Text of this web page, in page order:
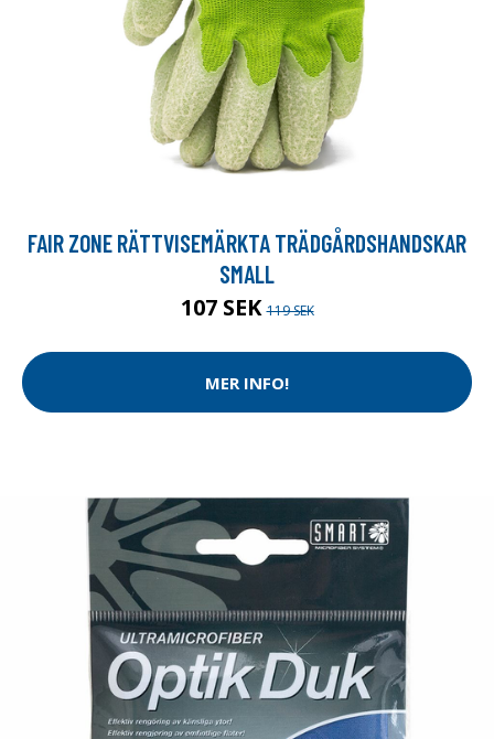
FAIR ZONE RÄTTVISEMÄRKTA TRÄDGÅRDSHANDSKAR
SMALL
107 SEK119 SEK
MER INFO!